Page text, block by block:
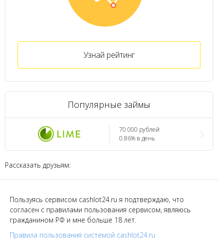
Узнай рейтинг
Популярные займы
70 000 рублей
0.86% в день
Рассказать друзьям:
Пользуясь сервисом cashlot24.ru я подтверждаю, что
согласен с правилами пользования сервисом, являюсь
гражданином РФ и мне больше 18 лет.
Правила пользования системой cashlot24.ru